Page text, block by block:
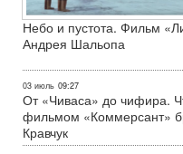
Небо и пустота. Фильм
Андрея Шальопа
03 июль 09:27
От «Чиваса» до чифира.
фильмом «Коммерсант»
Кравчук